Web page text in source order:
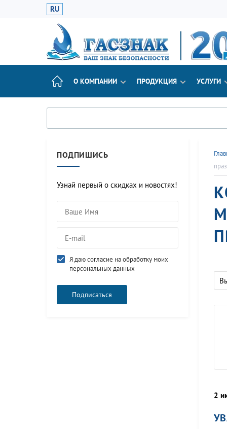
RU
О КОМПАНИИ ПРОДУКЦИЯ УСЛУГИ
ПОДПИШИСЬ
Узнай первый о скидках и новостях!
Я даю согласие на обработку моих
персональных данных
2